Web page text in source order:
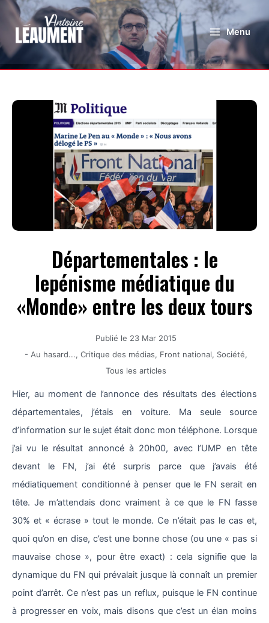
Menu
Départementales : le
lepénisme médiatique du
«Monde» entre les deux tours
Publié le 23 Mar 2015
- Au hasard..., Critique des médias, Front national, Société,
Tous les articles
Hier, au moment de l’annonce des résultats des élections
départementales, j’étais en voiture. Ma seule source
d’information sur le sujet était donc mon téléphone. Lorsque
j’ai vu le résultat annoncé à 20h00, avec l’UMP en tête
devant le FN, j’ai été surpris parce que j’avais été
médiatiquement conditionné à penser que le FN serait en
tête. Je m’attendais donc vraiment à ce que le FN fasse
30% et « écrase » tout le monde. Ce n’était pas le cas et,
quoi qu’on en dise, c’est une bonne chose (ou une « pas si
mauvaise chose », pour être exact) : cela signifie que la
dynamique du FN qui prévalait jusque là connaît un premier
point d’arrêt. Ce n’est pas un reflux, puisque le FN continue
à progresser en voix, mais disons que c’est un élan moins